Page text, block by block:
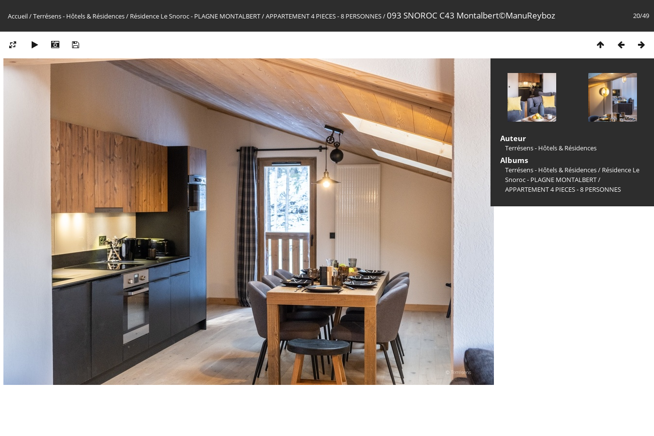
20/49
Accueil/Terrésens - Hôtels & Résidences/ Résidence Le Snoroc - PLAGNE MONTALBERT/APPARTEMENT 4 PIECES - 8 PERSONNES/093 SNOROC C43 Montalbert©ManuReyboz
Auteur
Terrésens - Hôtels & Résidences
Albums
Terrésens - Hôtels & Résidences/ Résidence Le
Snoroc - PLAGNE MONTALBERT/
APPARTEMENT 4 PIECES - 8 PERSONNES